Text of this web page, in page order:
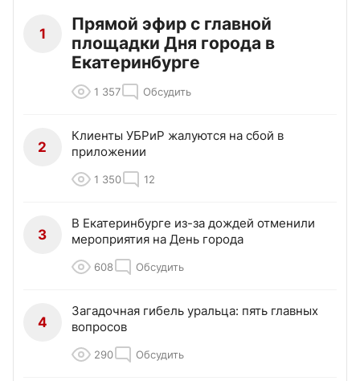
1
Прямой эфир с главной
площадки Дня города в
Екатеринбурге
1 357 Обсудить
2
Клиенты УБРиР жалуются на сбой в
приложении
1 350 12
3
В Екатеринбурге из-за дождей отменили
мероприятия на День города
608 Обсудить
4
Загадочная гибель уральца: пять главных
вопросов
290 Обсудить